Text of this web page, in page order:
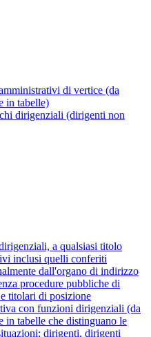
di vertice (da
in tabelle)
dirigenziali (dirigenti non
a qualsiasi titolo
inclusi quelli conferiti
dall'organo di indirizzo
procedure pubbliche di
titolari di posizione
con funzioni dirigenziali (da
in tabelle che distinguano le
dirigenti, dirigenti